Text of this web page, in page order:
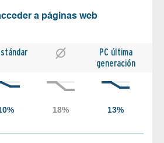
a páginas web
PC última
generación